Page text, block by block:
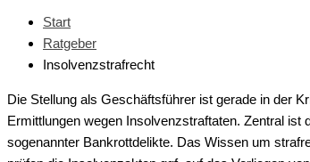
Start
Ratgeber
Insolvenzstrafrecht
Die Stellung als Geschäftsführer ist gerade in der
Ermittlungen wegen Insolvenzstraftaten. Zentral
sogenannter Bankrottdelikte. Das Wissen um